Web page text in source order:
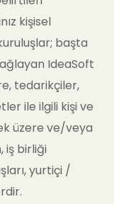
kişisel
başta
IdeaSoft
tedarikçiler,
ile ilgili kişi ve
üzere ve/veya
iş birliği
yurtiçi /